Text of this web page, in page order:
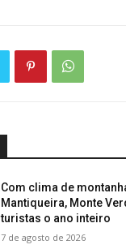
Com clima de
Mantiqueira, Monte
turistas o ano inteiro
7 de agosto de 2026